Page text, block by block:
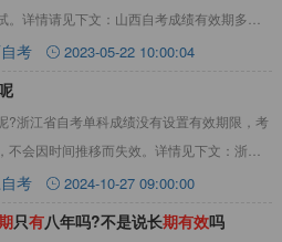
详情请见下文：山西自考成绩有效期多少
。也就是说：考
考 2023-05-22 10:00:04
?浙江省自考单科成绩没有设置有效期限，考
会因时间推移而失效‌。详情见下文：浙江
自考单
考 2024-10-27 09:00:00
只有八年吗?不是说长期有效吗